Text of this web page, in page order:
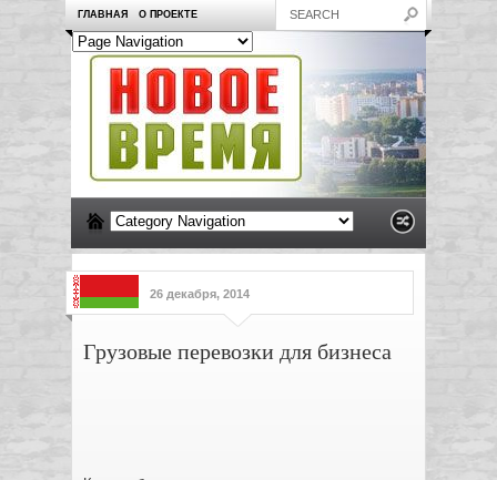
ГЛАВНАЯ О ПРОЕКТЕ
26 декабря, 2014
Грузовые перевозки для бизнеса